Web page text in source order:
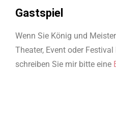
Gastspiel
Wenn Sie König und
Theater, Event oder
schreiben Sie mir bitte eine